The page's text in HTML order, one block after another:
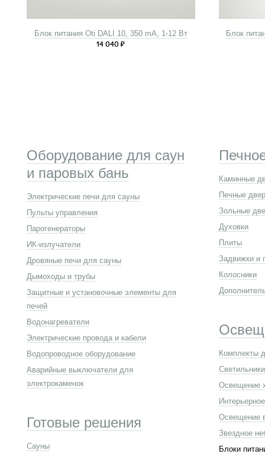
Блок питания Oti DALI 10, 350 mA, 1-12 Вт
14 040₽
Блок
Оборудование для саун
и паровых бань
Электрические печи для сауны
Пульты управления
Парогенераторы
ИК-излучатели
Дровяные печи для сауны
Дымоходы и трубы
Защитные и установочные элементы для
печей
Водонагреватели
Электрические провода и кабели
Водопроводное оборудование
Аварийные выключатели для
электрокаменок
Готовые решения
Сауны
Каминные
Печные
Зольные
Духовки
Плиты
Задвижки и
Колосники
Комплекты
Освещение
Освещение
Звездное
Блоки